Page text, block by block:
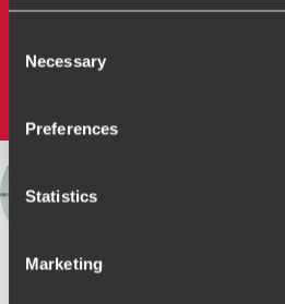
Selection
Necessary
Preferences
Statistics
Marketing
Transferne cene